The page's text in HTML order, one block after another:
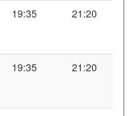
19:35 21:20
19:35 21:20